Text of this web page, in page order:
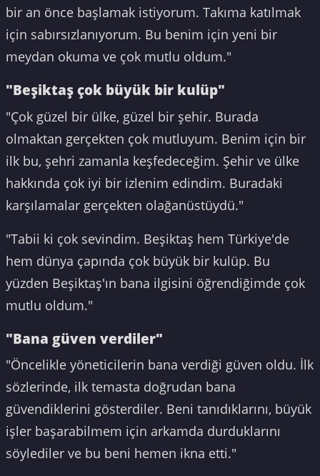
bir an önce başlamak istiyorum. Takıma katılmak
için sabırsızlanıyorum. Bu benim için yeni bir
meydan okuma ve çok mutlu oldum."
"Beşiktaş çok büyük bir kulüp"
"Çok güzel bir ülke, güzel bir şehir. Burada
olmaktan gerçekten çok mutluyum. Benim için bir
ilk bu, şehri zamanla keşfedeceğim. Şehir ve ülke
hakkında çok iyi bir izlenim edindim. Buradaki
karşılamalar gerçekten olağanüstüydü."
"Tabii ki çok sevindim. Beşiktaş hem Türkiye'de
hem dünya çapında çok büyük bir kulüp. Bu
yüzden Beşiktaş'ın bana ilgisini öğrendiğimde çok
mutlu oldum."
"Bana güven verdiler"
"Öncelikle yöneticilerin bana verdiği güven oldu. İlk
sözlerinde, ilk temasta doğrudan bana
güvendiklerini gösterdiler. Beni tanıdıklarını, büyük
işler başarabilmem için arkamda durduklarını
söylediler ve bu beni hemen ikna etti."